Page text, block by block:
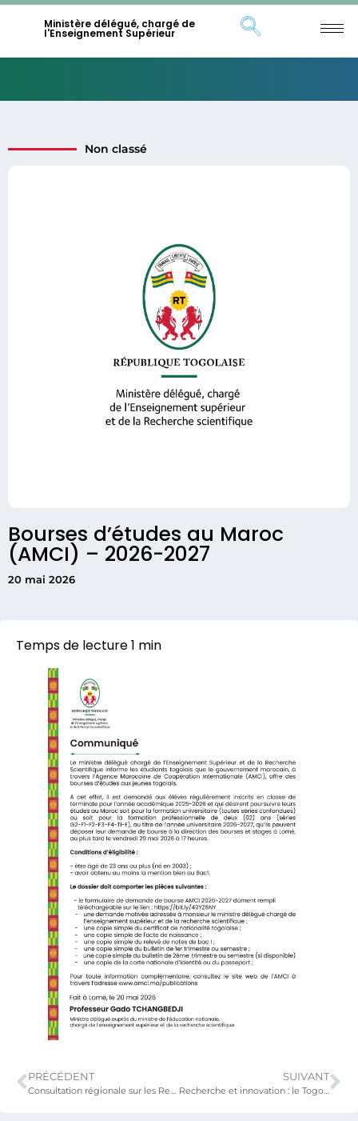
Ministère délégué, chargé de
l'Enseignement Supérieur
Bourses d’études au Maroc
(AMCI) – 2026-2027
20 mai 2026
Non classé
PRÉCÉDENT SUIVANT
Recherche et innovation : le Togo et la CEDEAO renforcent leur concertation autour du FARI 2027